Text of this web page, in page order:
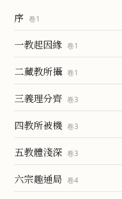
序 卷1
一教起因緣 卷1
二藏教所攝 卷1
三義理分齊 卷3
四教所被機 卷3
五教體淺深 卷3
六宗趣通局 卷4